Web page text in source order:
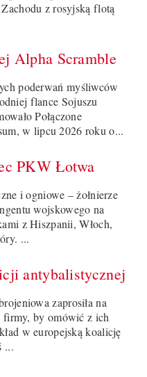
z rosyjską flotą
Alpha Scramble
poderwań myśliwców
flance Sojuszu
Połączone
w lipcu 2026 roku o...
PKW Łotwa
i ogniowe – żołnierze
wojskowego na
z Hiszpanii, Włoch,
...
antybalistycznej
zaprosiła na
firmy, by omówić z ich
w europejską koalicję
...